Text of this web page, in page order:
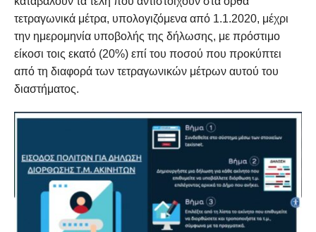
τετραγωνικά μέτρα, υπολογιζόμενα από 1.1.2020, μέχρι
την ημερομηνία υποβολής της δήλωσης, με πρόστιμο
είκοσι τοις εκατό (20%) επί του ποσού που προκύπτει
από τη διαφορά των τετραγωνικών μέτρων αυτού του
διαστήματος.